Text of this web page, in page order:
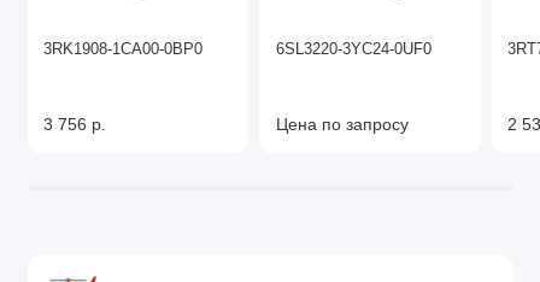
3RK1908-1CA00-0BP0
3 756 р.
6SL3220-3YC24-0UF0
Цена по запросу 2